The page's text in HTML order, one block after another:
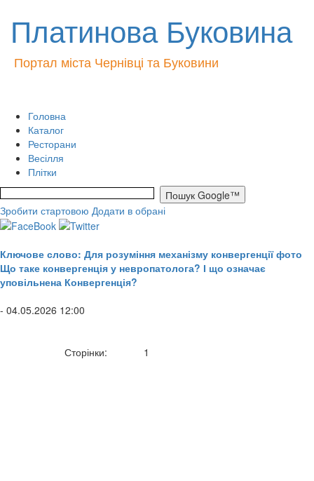
Платинова Буковина
Портал міста Чернівці та Буковини
Головна
Каталог
Ресторани
Весілля
Плітки
Зробити стартовою Додати в обрані
Ключове слово: Для розуміння механізму конвергенції фото
Що таке конвергенція у невропатолога? І що означає
уповільнена Конвергенція?
- 04.05.2026 12:00
Сторінки: 1